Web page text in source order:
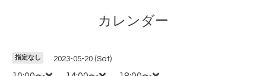
カレンダー
指定なし 2023-05-20 (Sat)